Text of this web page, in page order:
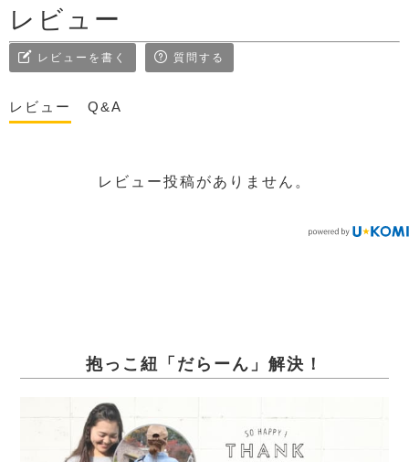
レビュー
レビューを書く 質問する
レビュー Q&A
レビュー投稿がありません。
抱っこ紐「だらーん」解決！